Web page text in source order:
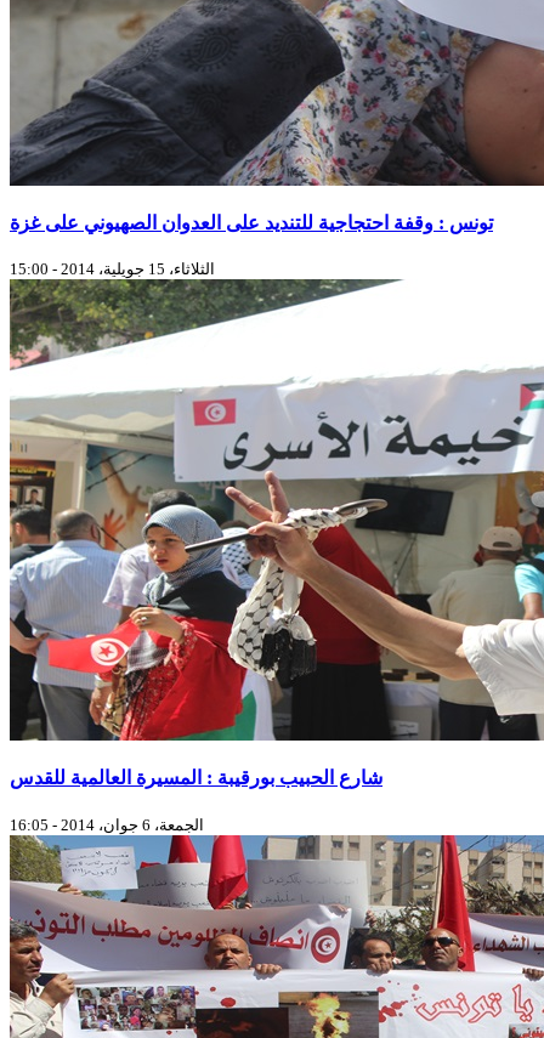
تونس : وقفة احتجاجية للتنديد على العدوان الصهيوني على غزة
الثلاثاء، 15 جويلية، 2014 - 15:00
شارع الحبيب بورقيبة : المسيرة العالمية للقدس
الجمعة، 6 جوان، 2014 - 16:05